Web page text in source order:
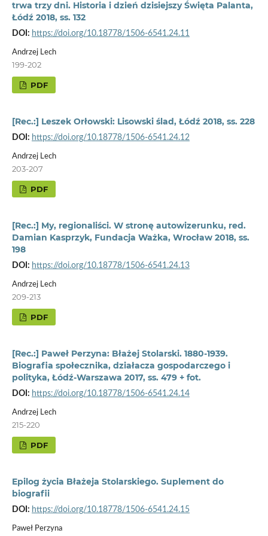
trwa trzy dni. Historia i dzień dzisiejszy Święta Palanta,
Łódź 2018, ss. 132
DOI: https://doi.org/10.18778/1506-6541.24.11
Andrzej Lech
199-202
PDF
[Rec.:] Leszek Orłowski: Lisowski ślad, Łódź 2018, ss. 228
DOI: https://doi.org/10.18778/1506-6541.24.12
Andrzej Lech
203-207
PDF
[Rec.:] My, regionaliści. W stronę autowizerunku, red.
Damian Kasprzyk, Fundacja Ważka, Wrocław 2018, ss.
198
DOI: https://doi.org/10.18778/1506-6541.24.13
Andrzej Lech
209-213
PDF
[Rec.:] Paweł Perzyna: Błażej Stolarski. 1880-1939.
Biografia społecznika, działacza gospodarczego i
polityka, Łódź-Warszawa 2017, ss. 479 + fot.
DOI: https://doi.org/10.18778/1506-6541.24.14
Andrzej Lech
215-220
PDF
Epilog życia Błażeja Stolarskiego. Suplement do
biografii
DOI: https://doi.org/10.18778/1506-6541.24.15
Paweł Perzyna